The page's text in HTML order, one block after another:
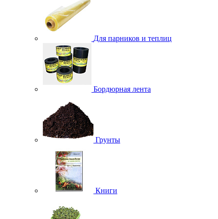
Для парников и теплиц
Бордюрная лента
Грунты
Книги